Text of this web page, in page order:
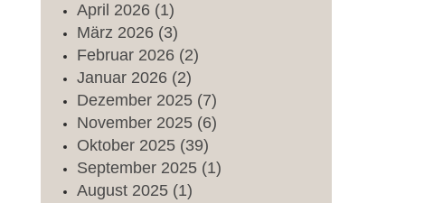
April 2026 (1)
März 2026 (3)
Februar 2026 (2)
Januar 2026 (2)
Dezember 2025 (7)
November 2025 (6)
Oktober 2025 (39)
September 2025 (1)
August 2025 (1)